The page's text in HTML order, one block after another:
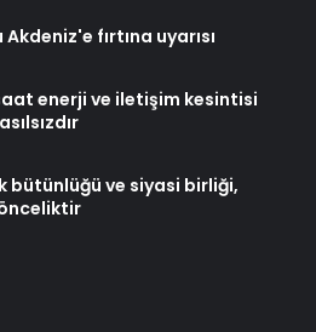
fırtına uyarısı
enerji ve iletişim kesintisi
bütünlüğü ve siyasi birliği,